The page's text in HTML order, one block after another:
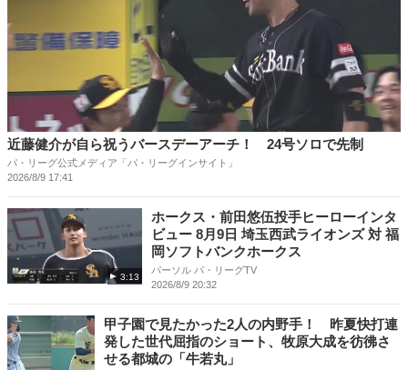
近藤健介が自ら祝うバースデーアーチ！ 24号ソロで先制
パ・リーグ公式メディア「パ・リーグインサイト」
2026/8/9 17:41
3:13
ホークス・前田悠伍投手ヒーローインタ
ビュー 8月9日 埼玉西武ライオンズ 対 福
岡ソフトバンクホークス
パーソル パ・リーグTV
2026/8/9 20:32
甲子園で見たかった2人の内野手！ 昨夏快打連
発した世代屈指のショート、牧原大成を彷彿さ
せる都城の「牛若丸」